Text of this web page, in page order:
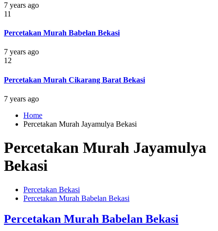
7 years ago
11
Percetakan Murah Babelan Bekasi
7 years ago
12
Percetakan Murah Cikarang Barat Bekasi
7 years ago
Home
Percetakan Murah Jayamulya Bekasi
Percetakan Murah Jayamulya
Bekasi
Percetakan Bekasi
Percetakan Murah Babelan Bekasi
Percetakan Murah Babelan Bekasi